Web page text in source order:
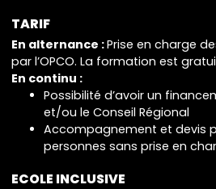
TARIF
En alternance :Prise en charge
par l’OPCO. La formation est
En continu :
Possibilité d’avoir un
et/ou le Conseil Régional
Accompagnement et devis
personnes sans prise en
ECOLE INCLUSIVE